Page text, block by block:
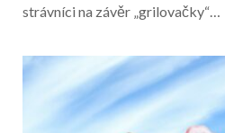
strávníci na závěr „grilovačky“…